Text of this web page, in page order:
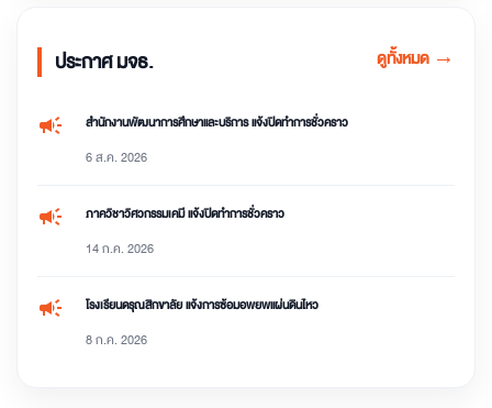
ประกาศ มจธ. ดูทั้งหมด →
campaign สำนักงานพัฒนาการศึกษาและบริการ แจ้งปิดทำการชั่วคราว
6 ส.ค. 2026
campaign ภาควิชาวิศวกรรมเคมี แจ้งปิดทำการชั่วคราว
14 ก.ค. 2026
campaign โรงเรียนดรุณสิกขาลัย แจ้งการซ้อมอพยพแผ่นดินไหว
8 ก.ค. 2026